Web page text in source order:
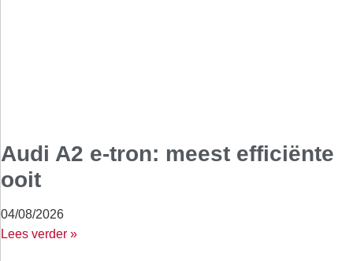
Audi A2 e-tron: meest efficiënte
ooit
04/08/2026
Lees verder »